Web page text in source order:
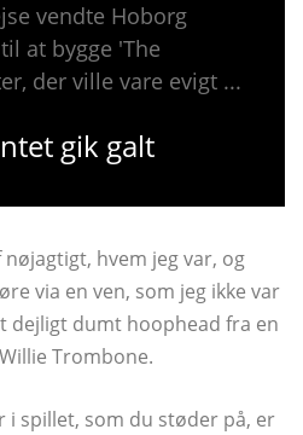
vendte Hoborg
at bygge 'The
der ville vare evigt ...
gik galt
hvem jeg var, og
via en ven, som jeg ikke var
dejligt dumt hoophead fra en
Trombone.
i spillet, som du støder på, er